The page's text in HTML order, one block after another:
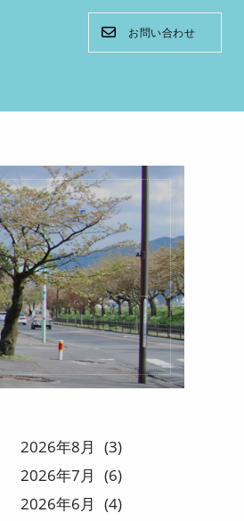
お問い合わせ
2026 8
3
2026
7
6
2026
6
4